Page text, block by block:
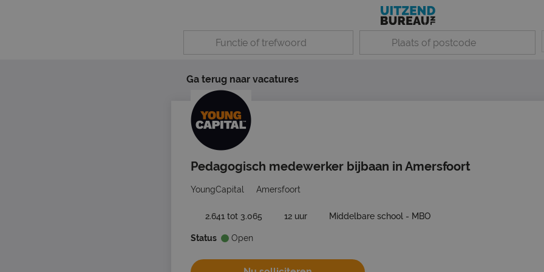
Ga terug naar vacatures
Pedagogisch medewerker bijbaan in Amersfoort
YoungCapital Amersfoort
2.641 tot 3.065 12 uur Middelbare school - MBO
Status Open